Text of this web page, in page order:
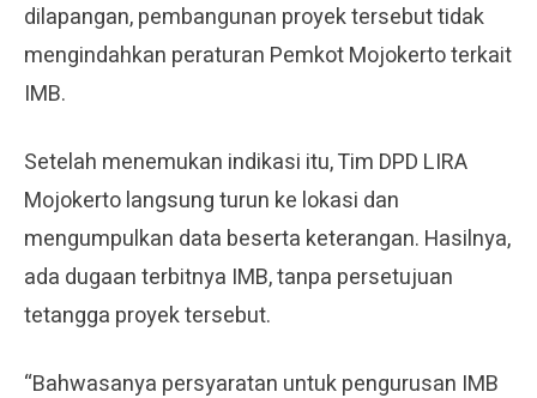
dilapangan, pembangunan proyek tersebut tidak
mengindahkan peraturan Pemkot Mojokerto terkait
IMB.
Setelah menemukan indikasi itu, Tim DPD LIRA
Mojokerto langsung turun ke lokasi dan
mengumpulkan data beserta keterangan. Hasilnya,
ada dugaan terbitnya IMB, tanpa persetujuan
tetangga proyek tersebut.
“Bahwasanya persyaratan untuk pengurusan IMB